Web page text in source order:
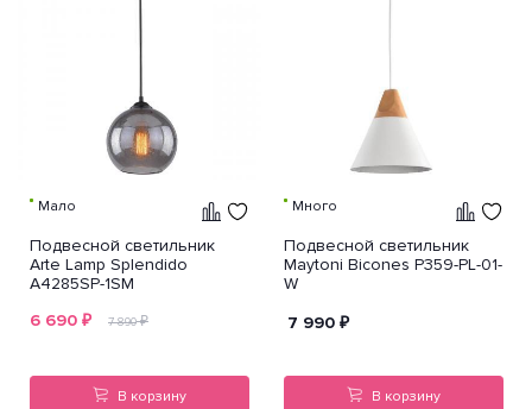
Мало
Подвесной светильник
Arte Lamp Splendido
A4285SP-1SM
6 690 ₽ 7 890₽
В корзину
Много
Подвесной светильник
Maytoni Bicones P359-PL-01-
W
7 990 ₽
В корзину